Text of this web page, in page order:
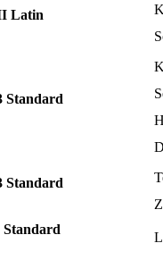
Latin
Standard
Standard
Standard